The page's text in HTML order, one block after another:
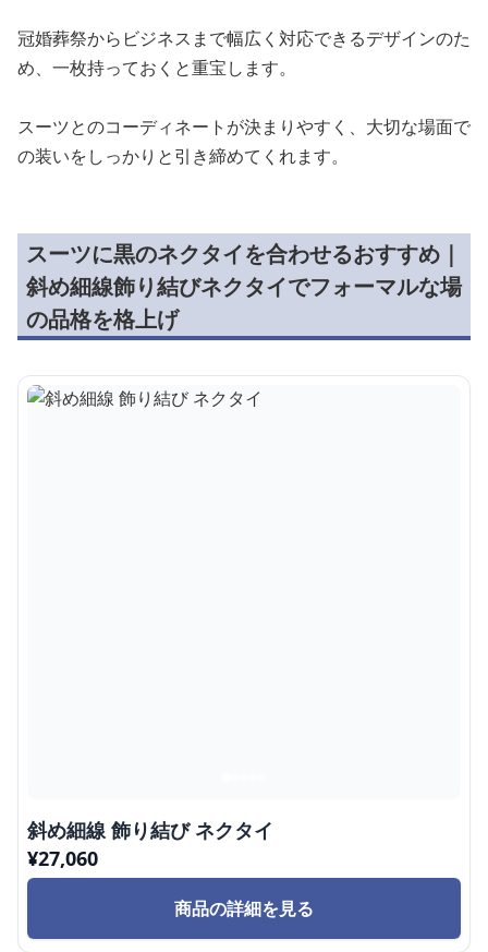
冠婚葬祭からビジネスまで幅広く対応できるデザインのた
め、一枚持っておくと重宝します。
スーツとのコーディネートが決まりやすく、大切な場面で
の装いをしっかりと引き締めてくれます。
スーツに黒のネクタイを合わせるおすすめ｜
斜め細線飾り結びネクタイでフォーマルな場
の品格を格上げ
斜め細線 飾り結び ネクタイ
¥27,060
商品の詳細を見る